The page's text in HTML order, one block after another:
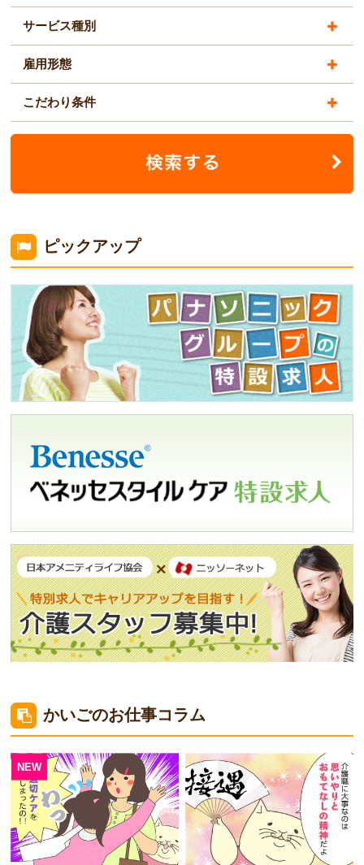
サービス種別
雇用形態
こだわり条件
ピックアップ
かいごのお仕事コラム
NEW